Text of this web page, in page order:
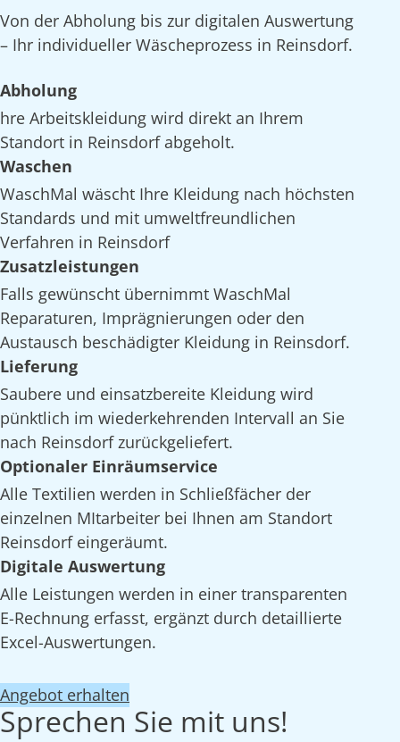
Von der Abholung bis zur digitalen Auswertung
– Ihr individueller Wäscheprozess in Reinsdorf.
Abholung
hre Arbeitskleidung wird direkt an Ihrem
Standort in Reinsdorf abgeholt.
Waschen
WaschMal wäscht Ihre Kleidung nach höchsten
Standards und mit umweltfreundlichen
Verfahren in Reinsdorf
Zusatzleistungen
Falls gewünscht übernimmt WaschMal
Reparaturen, Imprägnierungen oder den
Austausch beschädigter Kleidung in Reinsdorf.
Lieferung
Saubere und einsatzbereite Kleidung wird
pünktlich im wiederkehrenden Intervall an Sie
nach Reinsdorf zurückgeliefert.
Optionaler Einräumservice
Alle Textilien werden in Schließfächer der
einzelnen MItarbeiter bei Ihnen am Standort
Reinsdorf eingeräumt.
Digitale Auswertung
Alle Leistungen werden in einer transparenten
E-Rechnung erfasst, ergänzt durch detaillierte
Excel-Auswertungen.
Angebot erhalten
Sprechen Sie mit uns!